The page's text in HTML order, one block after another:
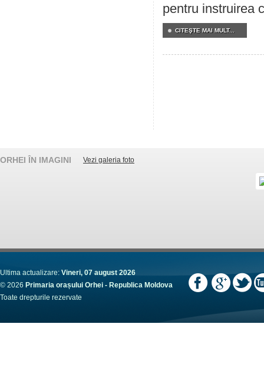
pentru instruirea
CITEŞTE MAI MULT...
ORHEI ÎN IMAGINI Vezi galeria foto
Ultima actualizare: Vineri, 07 august 2026
© 2026 Primaria orașului Orhei - Republica Moldova
Toate drepturile rezervate